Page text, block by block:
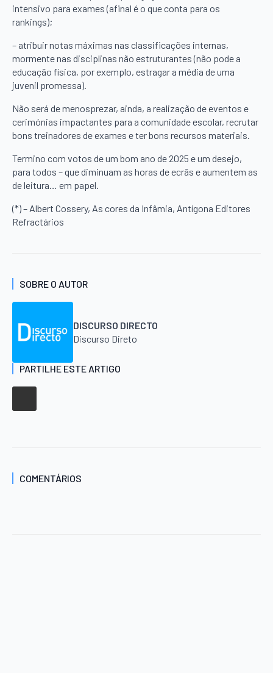
intensivo para exames (afinal é o que conta para os
rankings);
– atribuir notas máximas nas classificações internas,
mormente nas disciplinas não estruturantes (não pode a
educação física, por exemplo, estragar a média de uma
juvenil promessa).
Não será de menosprezar, ainda, a realização de eventos e
cerimónias impactantes para a comunidade escolar, recrutar
bons treinadores de exames e ter bons recursos materiais.
Termino com votos de um bom ano de 2025 e um desejo,
para todos – que diminuam as horas de ecrãs e aumentem as
de leitura… em papel.
(*) – Albert Cossery, As cores da Infâmia, Antígona Editores
Refractários
SOBRE O AUTOR
DISCURSO DIRECTO
Discurso Direto
PARTILHE ESTE ARTIGO
COMENTÁRIOS